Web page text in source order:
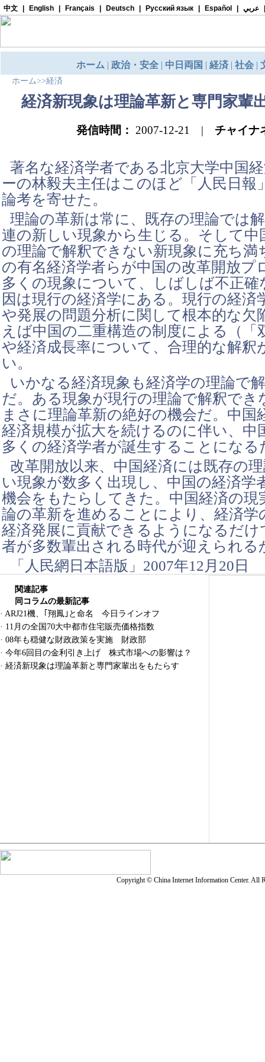
ホーム>>経済
経済新現象は理論革新と専門家輩
発信時間： 2007-12-21 | チャイナ
著名な経済学者である北京大学中国
ーの林毅夫主任はこのほど「人民日報
論考を寄せた。
理論の革新は常に、既存の理論では
連の新しい現象から生じる。そして中
の理論で解釈できない新現象に充ち満
の有名経済学者らが中国の改革開放プ
多くの現象について、しばしば不正確
因は現行の経済学にある。現行の経済
や発展の問題分析に関して根本的な欠
えば中国の二重構造の制度による（「
や経済成長率について、合理的な解釈
い。
いかなる経済現象も経済学の理論で
だ。ある現象が現行の理論で解釈でき
まさに理論革新の絶好の機会だ。中国
経済規模が拡大を続けるのに伴い、中
多くの経済学者が誕生することになる
改革開放以来、中国経済には既存の
い現象が数多く出現し、中国の経済学
機会をもたらしてきた。中国経済の現
論の革新を進めることにより、経済学
経済発展に貢献できるようになるだけ
者が多数輩出される時代が迎えられる
「人民網日本語版」2007年12月20日
関連記事
同コラムの最新記事
· ARJ21機、｢翔鳳｣と命名 今日ラインオフ
· 11月の全国70大中都市住宅販売価格指数
· 08年も穏健な財政政策を実施 財政部
· 今年6回目の金利引き上げ 株式市場への影響は？
· 経済新現象は理論革新と専門家輩出をもたらす